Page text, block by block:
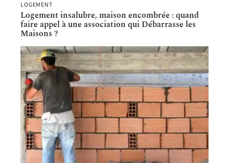
LOGEMENT
Logement insalubre, maison encombrée : quand
faire appel à une association qui Débarrasse les
Maisons ?